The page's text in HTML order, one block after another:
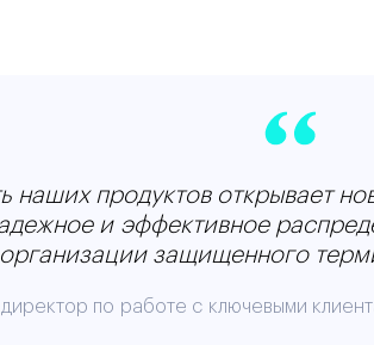
наших продуктов открывает
и эффективное
организации защищенного
по работе с ключевыми